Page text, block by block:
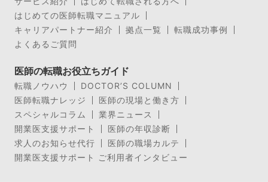
初めての方へ
はじめて転職される方へ
はじめての医師転職マニュアル
キャリアパートナー紹介
よくあるご質問
医師の転職お役立ちガイド
DOCTOR’S COLUMN
医師転職ナレッジ
医師の現場と働き方
スペシャルコラム
業界ニュース
開業医支援サポート
医師の年収診断